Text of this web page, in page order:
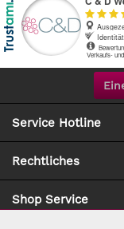
Service Hotline
Rechtliches
Shop Service